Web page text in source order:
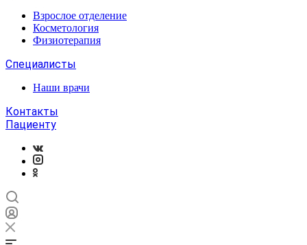
Взрослое отделение
Косметология
Физиотерапия
Специалисты
Наши врачи
Контакты
Пациенту